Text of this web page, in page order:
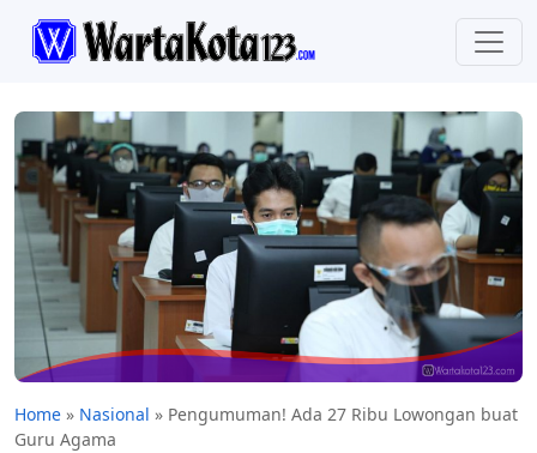
Home » Nasional » Pengumuman! Ada 27 Ribu Lowongan buat
Guru Agama